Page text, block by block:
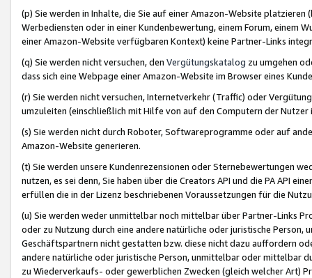
(p) Sie werden in Inhalte, die Sie auf einer Amazon-Website
Werbediensten oder in einer Kundenbewertung, einem Forum, einem
einer Amazon-Website verfügbaren Kontext) keine Partner-Links
(q) Sie werden nicht versuchen, den Vergütungskatalog zu umgehen
dass sich eine Webpage einer Amazon-Website im Browser eines
(r) Sie werden nicht versuchen, Internetverkehr (Traffic) oder
umzuleiten (einschließlich mit Hilfe von auf den Computern der
(s) Sie werden nicht durch Roboter, Softwareprogramme oder auf
Amazon-Website generieren.
(t) Sie werden unsere Kundenrezensionen oder Sternebewertungen
nutzen, es sei denn, Sie haben über die Creators API und die PA API
erfüllen die in der Lizenz beschriebenen Voraussetzungen für die
(u) Sie werden weder unmittelbar noch mittelbar über Partner-Links
oder zu Nutzung durch eine andere natürliche oder juristische
Geschäftspartnern nicht gestatten bzw. diese nicht dazu auffordern
andere natürliche oder juristische Person, unmittelbar oder mittelbar
zu Wiederverkaufs- oder gewerblichen Zwecken (gleich welcher Art)